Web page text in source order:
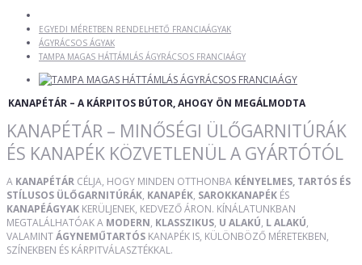
EGYEDI MÉRETBEN RENDELHETŐ FRANCIAÁGYAK
ÁGYRÁCSOS ÁGYAK
TAMPA MAGAS HÁTTÁMLÁS ÁGYRÁCSOS FRANCIAÁGY
KANAPÉTÁR – A KÁRPITOS BÚTOR, AHOGY ÖN MEGÁLMODTA
KANAPÉTÁR – MINŐSÉGI ÜLŐGARNITÚRÁK
ÉS KANAPÉK KÖZVETLENÜL A GYÁRTÓTÓL
A KANAPÉTÁR CÉLJA, HOGY MINDEN OTTHONBA KÉNYELMES, TARTÓS ÉS
STÍLUSOS ÜLŐGARNITÚRÁK, KANAPÉK, SAROKKANAPÉK ÉS
KANAPÉÁGYAK KERÜLJENEK, KEDVEZŐ ÁRON. KÍNÁLATUNKBAN
MEGTALÁLHATÓAK A MODERN, KLASSZIKUS, U ALAKÚ, L ALAKÚ,
VALAMINTÁGYNEMŰTARTÓS KANAPÉK IS, KÜLÖNBÖZŐ MÉRETEKBEN,
SZÍNEKBEN ÉS KÁRPITVÁLASZTÉKKAL.